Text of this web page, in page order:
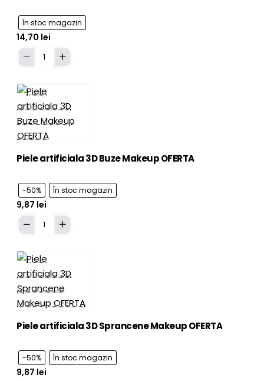
În stoc magazin
14,70 lei
Buze
Piele
Artificiala
Make-
up
Piele artificiala 3D Buze Makeup OFERTA
În stoc magazin
-50%
9,87 lei
Piele
3D
Buze
Makeup
OFERTA
Piele artificiala 3D Sprancene Makeup OFERTA
În stoc magazin
-50%
9,87 lei